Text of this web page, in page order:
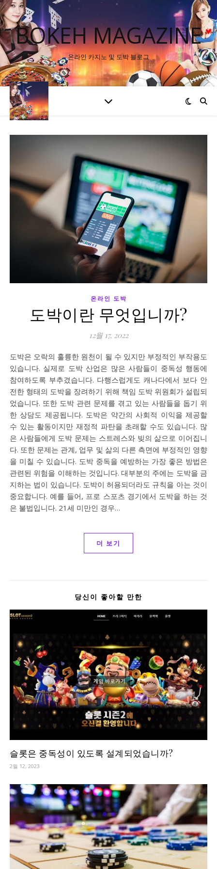
BOKEH MAGAZINE
온라인 카지노 및 도박 블로그
온라인 도박
도박이란 무엇입니까?
12월 17, 2022
도박은 오락의 훌륭한 원천이 될 수 있지만 부정적인 부작용도
있습니다. 실제로 도박 산업은 많은 사람들이 중독성 행동에
참여하도록 부추겼습니다. 다행스럽게도 캐나다에서 보다 안
전한 형태의 도박을 장려하기 위해 책임 도박 위원회가 설립되
었습니다. 또한 도박 관련 문제를 겪고 있는 사람들을 돕기 위
한 상담도 제공됩니다. 도박은 약간의 사회적 이익을 제공할
수 있는 활동이지만 재정적 파탄을 초래할 수도 있습니다. 많
은 사람들에게 도박 문제는 스트레스와 빚의 삶으로 이어집니
다. 또한 문제는 관계, 업무 및 삶의 다른 측면에 부정적인 영향
을 미칠 수 있습니다. 도박 중독을 예방하는 가장 좋은 방법은
관련된 위험을 이해하는 것입니다. 대부분의 주에는 도박을 금
지하는 법이 있습니다. 도박이 허용되더라도 규칙을 아는 것이
중요합니다. 예를 들어, 프로 스포츠 경기에서 도박을 하는 것
은 불법입니다. 21세 미만인 경우…
더 보기
당신이 좋아할 만한
슬롯은 중독성이 있도록 설계되었습니까?
2월 12, 2023